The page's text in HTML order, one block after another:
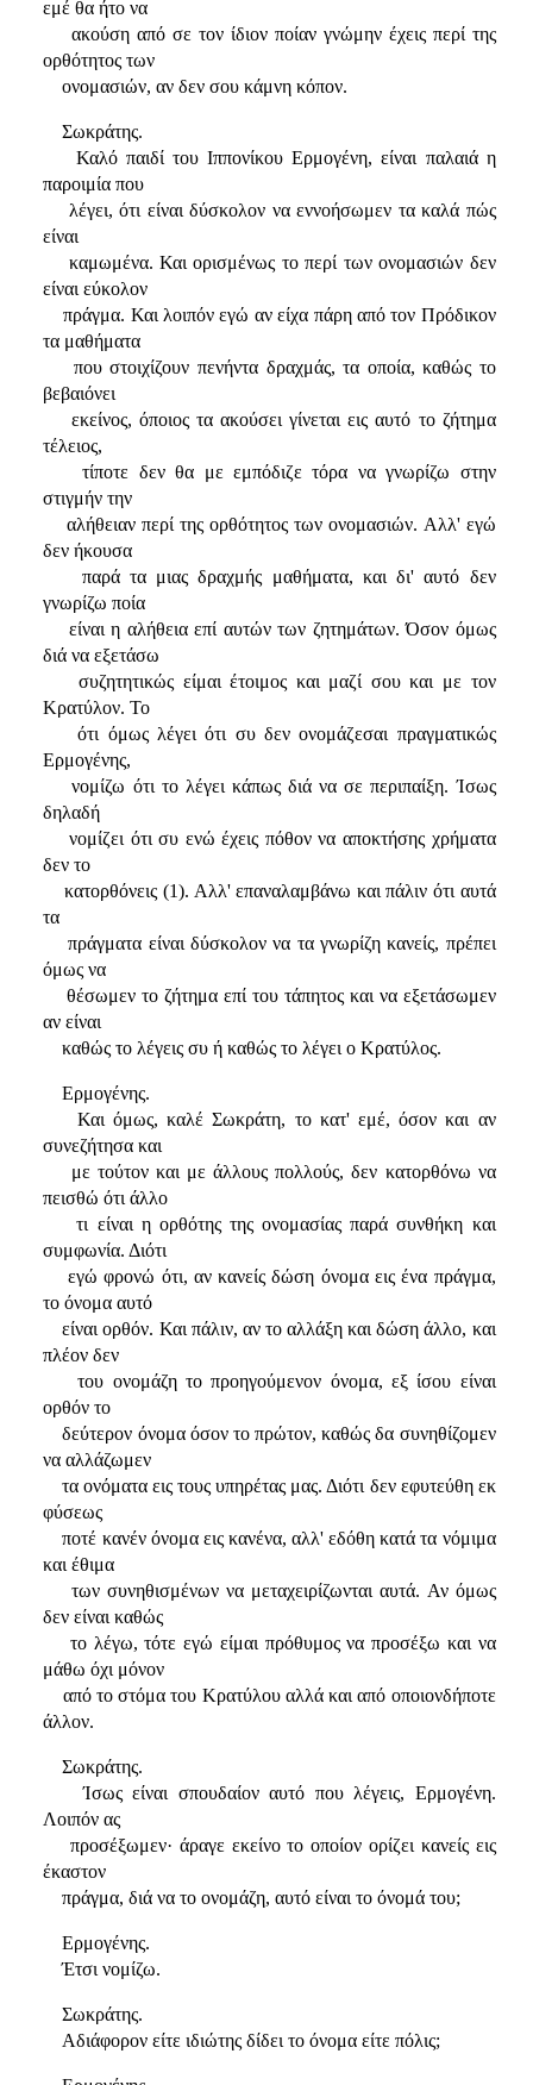
εμέ θα ήτο να
ακούση από σε τον ίδιον ποίαν γνώμην έχεις περί της
ορθότητος των
ονομασιών, αν δεν σου κάμνη κόπον.
Σωκράτης.
Καλό παιδί του Ιππονίκου Ερμογένη, είναι παλαιά η
παροιμία που
λέγει, ότι είναι δύσκολον να εννοήσωμεν τα καλά πώς
είναι
καμωμένα. Και ορισμένως το περί των ονομασιών δεν
είναι εύκολον
πράγμα. Και λοιπόν εγώ αν είχα πάρη από τον Πρόδικον
τα μαθήματα
που στοιχίζουν πενήντα δραχμάς, τα οποία, καθώς το
βεβαιόνει
εκείνος, όποιος τα ακούσει γίνεται εις αυτό το ζήτημα
τέλειος,
τίποτε δεν θα με εμπόδιζε τόρα να γνωρίζω στην
στιγμήν την
αλήθειαν περί της ορθότητος των ονομασιών. Αλλ' εγώ
δεν ήκουσα
παρά τα μιας δραχμής μαθήματα, και δι' αυτό δεν
γνωρίζω ποία
είναι η αλήθεια επί αυτών των ζητημάτων. Όσον όμως
διά να εξετάσω
συζητητικώς είμαι έτοιμος και μαζί σου και με τον
Κρατύλον. Το
ότι όμως λέγει ότι συ δεν ονομάζεσαι πραγματικώς
Ερμογένης,
νομίζω ότι το λέγει κάπως διά να σε περιπαίξη. Ίσως
δηλαδή
νομίζει ότι συ ενώ έχεις πόθον να αποκτήσης χρήματα
δεν το
κατορθόνεις (1). Αλλ' επαναλαμβάνω και πάλιν ότι αυτά
τα
πράγματα είναι δύσκολον να τα γνωρίζη κανείς, πρέπει
όμως να
θέσωμεν το ζήτημα επί του τάπητος και να εξετάσωμεν
αν είναι
καθώς το λέγεις συ ή καθώς το λέγει ο Κρατύλος.
Ερμογένης.
Και όμως, καλέ Σωκράτη, το κατ' εμέ, όσον και αν
συνεζήτησα και
με τούτον και με άλλους πολλούς, δεν κατορθόνω να
πεισθώ ότι άλλο
τι είναι η ορθότης της ονομασίας παρά συνθήκη και
συμφωνία. Διότι
εγώ φρονώ ότι, αν κανείς δώση όνομα εις ένα πράγμα,
το όνομα αυτό
είναι ορθόν. Και πάλιν, αν το αλλάξη και δώση άλλο, και
πλέον δεν
του ονομάζη το προηγούμενον όνομα, εξ ίσου είναι
ορθόν το
δεύτερον όνομα όσον το πρώτον, καθώς δα συνηθίζομεν
να αλλάζωμεν
τα ονόματα εις τους υπηρέτας μας. Διότι δεν εφυτεύθη εκ
φύσεως
ποτέ κανέν όνομα εις κανένα, αλλ' εδόθη κατά τα νόμιμα
και έθιμα
των συνηθισμένων να μεταχειρίζωνται αυτά. Αν όμως
δεν είναι καθώς
το λέγω, τότε εγώ είμαι πρόθυμος να προσέξω και να
μάθω όχι μόνον
από το στόμα του Κρατύλου αλλά και από οποιονδήποτε
άλλον.
Σωκράτης.
Ίσως είναι σπουδαίον αυτό που λέγεις, Ερμογένη.
Λοιπόν ας
προσέξωμεν· άραγε εκείνο το οποίον ορίζει κανείς εις
έκαστον
πράγμα, διά να το ονομάζη, αυτό είναι το όνομά του;
Ερμογένης.
Έτσι νομίζω.
Σωκράτης.
Αδιάφορον είτε ιδιώτης δίδει το όνομα είτε πόλις;